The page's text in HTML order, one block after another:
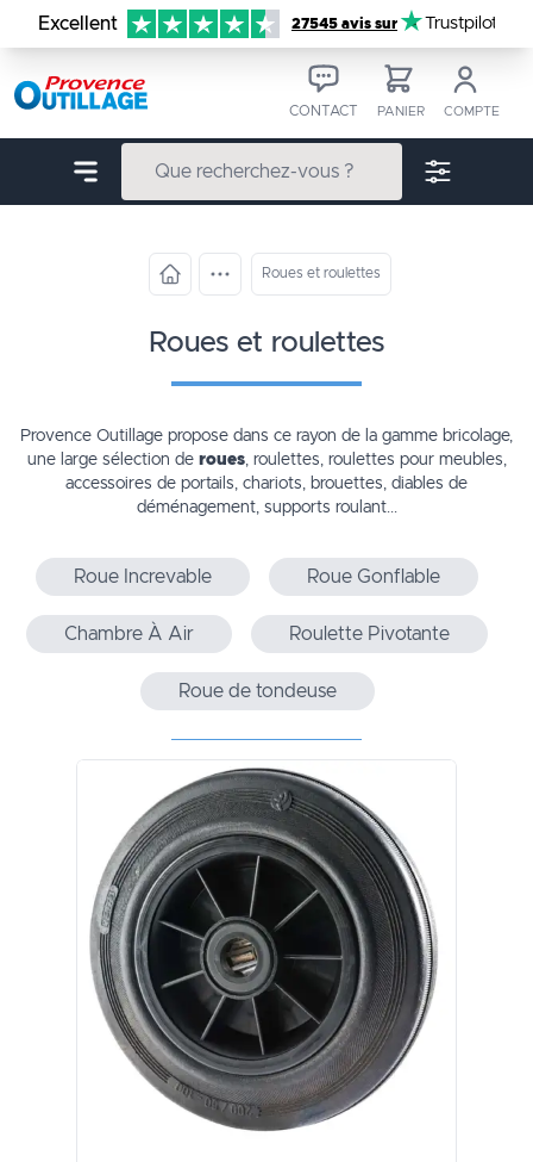
Aller au contenu
Excellent 27545 avis sur Trustpilot
CONTACT PANIER COMPTE
Roues et roulettes
roues et roulettes
Provence Outillage propose dans ce rayon de la gamme bricolage,
une large sélection de roues, roulettes, roulettes pour meubles,
accessoires de portails, chariots, brouettes, diables de
déménagement, supports roulant...
Roue Increvable Roue Gonflable
Chambre À Air Roulette Pivotante
Roue de tondeuse